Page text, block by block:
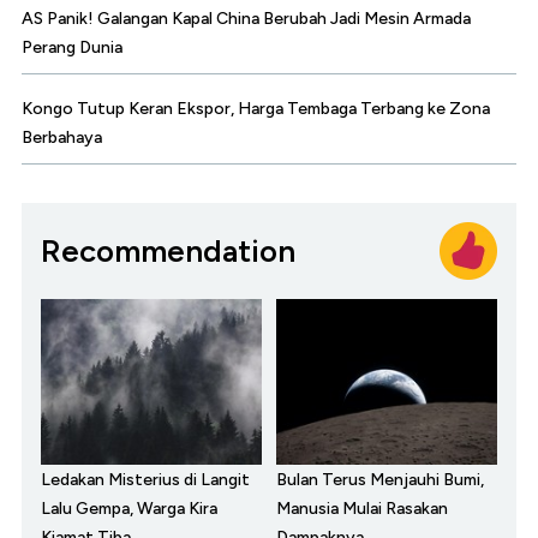
AS Panik! Galangan Kapal China Berubah Jadi Mesin Armada
Perang Dunia
Kongo Tutup Keran Ekspor, Harga Tembaga Terbang ke Zona
Berbahaya
Recommendation
Ledakan Misterius di Langit
Lalu Gempa, Warga Kira
Bulan Terus Menjauhi Bumi,
Manusia Mulai Rasakan